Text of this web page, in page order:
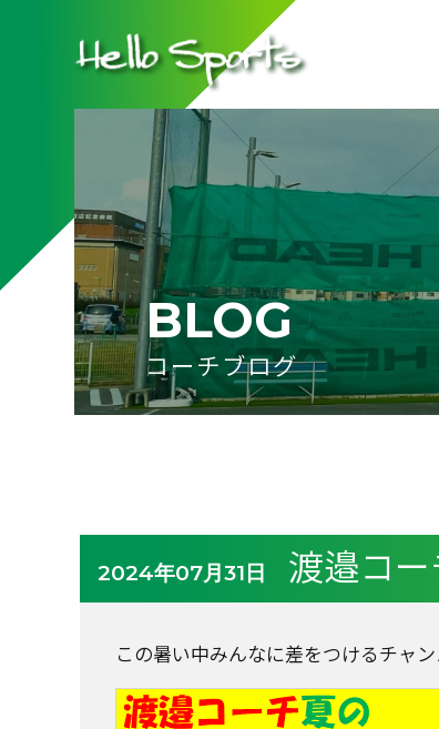
BLOG
コーチブログ
2024年07月31日 渡邉コ
この暑い中みんなに差をつけるチャン